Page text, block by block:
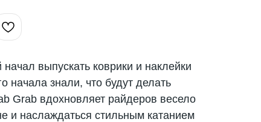
выпускать коврики и наклейки
начала знали, что будут делать
Grab вдохновляет райдеров весело
и наслаждаться стильным катанием